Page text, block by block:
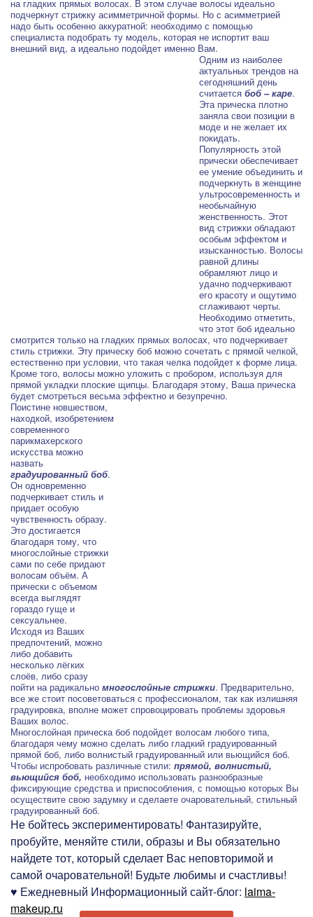
на гладких прямых волосах. В этом случае волосы идеально
подчеркнут стрижку асимметричной формы. Но с асимметрией
надо быть особенно аккуратной: необходимо с помощью
специалиста подобрать ту модель, которая не испортит ваш
внешний вид, а идеально подойдет именно Вам.
Одним из наиболее
актуальных трендов на
сегодняшний день
считается боб – каре.
Эта прическа плотно
заняла свои позиции в
моде и не желает их
покидать.
Популярность этой
прически обеспечивает
ее умение объединить и
подчеркнуть в женщине
ультросовременность и
необычайную
женственность. Этот
вид стрижки обладают
особым эффектом и
изысканностью. Волосы
равной длины
обрамляют лицо и
удачно подчеркивают
его красоту и ощутимо
сглаживают черты.
Необходимо отметить,
что этот боб идеально
смотрится только на гладких прямых волосах, что подчеркивает
стиль стрижки. Эту прическу боб можно сочетать с прямой челкой,
естественно при условии, что такая челка подойдет к форме лица.
Кроме того, волосы можно уложить с пробором, используя для
прямой укладки плоские щипцы. Благодаря этому, Ваша прическа
будет смотреться весьма эффектно и безупречно.
Поистине новшеством,
находкой, изобретением
современного
парикмахерского
искусства можно
назвать
градуированный боб.
Он одновременно
подчеркивает стиль и
придает особую
чувственность образу.
Это достигается
благодаря тому, что
многослойные стрижки
сами по себе придают
волосам объём. А
прически с объемом
всегда выглядят
гораздо гуще и
сексуальнее.
Исходя из Ваших
предпочтений, можно
либо добавить
несколько лёгких
слоёв, либо сразу
пойти на радикально многослойные стрижки. Предварительно,
все же стоит посоветоваться с профессионалом, так как излишняя
градуировка, вполне может спровоцировать проблемы здоровья
Ваших волос.
Многослойная прическа боб подойдет волосам любого типа,
благодаря чему можно сделать либо гладкий градуированный
прямой боб, либо волнистый градуированный или вьющийся боб.
Чтобы испробовать различные стили: прямой, волнистый,
вьющийся боб, необходимо использовать разнообразные
фиксирующие средства и приспособления, с помощью которых Вы
осуществите свою задумку и сделаете очаровательный, стильный
градуированный боб.
Не бойтесь экспериментировать! Фантазируйте,
пробуйте, меняйте стили, образы и Вы обязательно
найдете тот, который сделает Вас неповторимой и
самой очаровательной! Будьте любимы и счастливы!
♥ Ежедневный Информационный сайт-блог: laima-
makeup.ru